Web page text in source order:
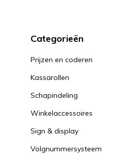
Categorieën
Prijzen en coderen
Kassarollen
Schapindeling
Winkelaccessoires
Sign & display
Volgnummersysteem